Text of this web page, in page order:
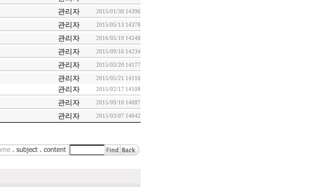
관리자 2015/01/30 14396
관리자 2015/05/13 14378
관리자 2016/05/19 14248
관리자 2015/09/16 14234
관리자 2015/03/20 14177
관리자 2015/05/21 14116
관리자 2015/02/17 14108
관리자 2015/09/10 14087
관리자 2015/03/07 14042